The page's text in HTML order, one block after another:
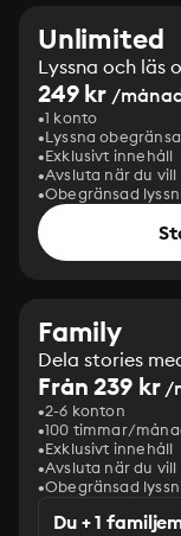
Unlimited
Lyssna och läs
249 kr /
1 konto
Lyssna
Exklusivt innehåll
Avsluta när du vill
Obegränsad
Family
Dela stories
Från 239 kr/
2-6 konton
100 timmar/
Exklusivt innehåll
Avsluta när du vill
Obegränsad
Du + 1